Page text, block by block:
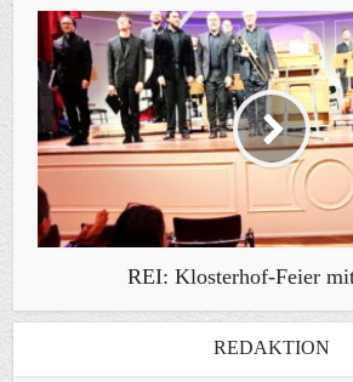
REI: Klosterhof-Feier
REDAKTION